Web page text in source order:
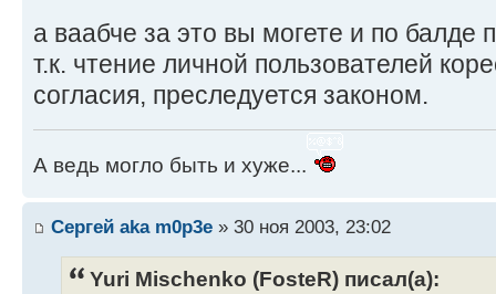
а ваабче за это вы могете и по балде
т.к. чтение личной пользователей
согласия, преследуется законом.
А ведь могло быть и хуже...
Сергей aka m0p3e » 30 ноя 2003, 23:02
Yuri Mischenko (FosteR) писал(а):